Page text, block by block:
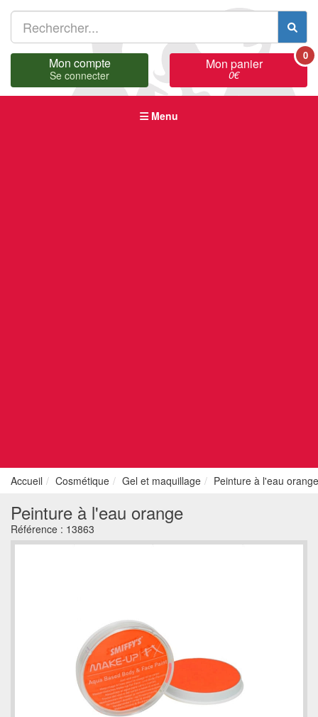
Mon compte
Se connecter
Mon panier
0€
0
Menu
Accueil Cosmétique Gel et maquillage Peinture à l'eau orange
Peinture à l'eau orange
Référence : 13863